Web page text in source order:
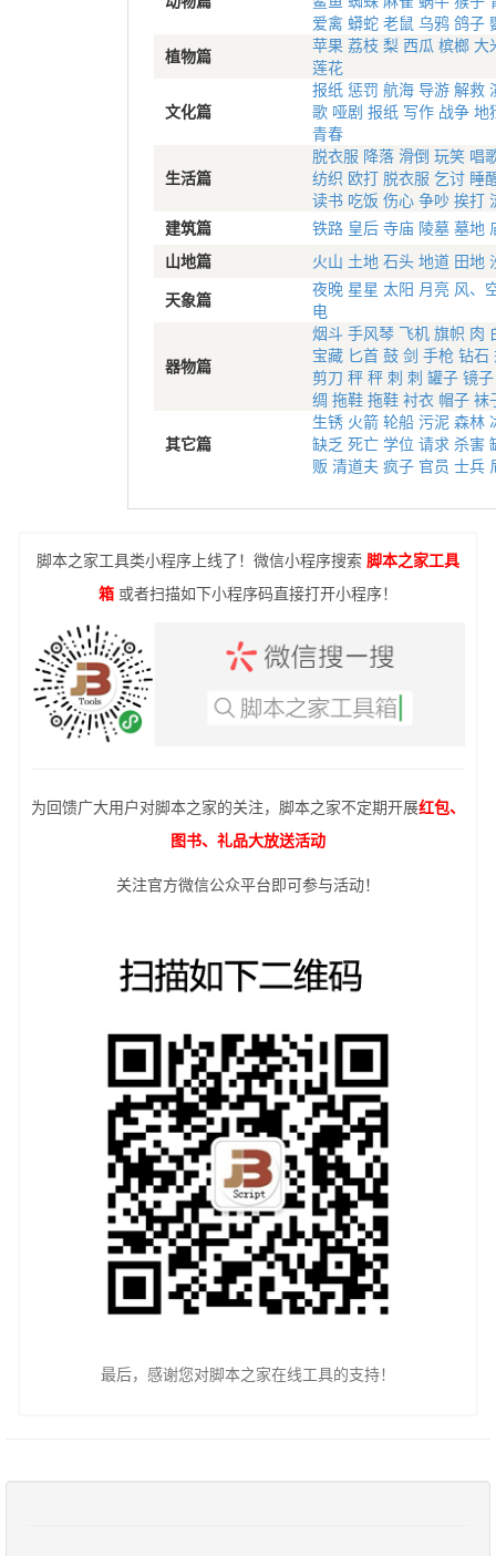
爱禽 蟒蛇 老鼠 乌鸦 鸽子
植物篇
苹果 荔枝 梨 西瓜 槟榔 大
莲花
文化篇
报纸 惩罚 航海 导游 解救
歌 哑剧 报纸 写作 战争 地
青春
生活篇
脱衣服 降落 滑倒 玩笑 唱
纺织 欧打 脱衣服 乞讨 睡
读书 吃饭 伤心 争吵 挨打
建筑篇
铁路 皇后 寺庙 陵墓 墓地
山地篇
火山 土地 石头 地道 田地
天象篇
夜晚 星星 太阳 月亮 风、
电
器物篇
烟斗 手风琴 飞机 旗帜 肉
宝藏 匕首 鼓 剑 手枪 钻石
剪刀 秤 秤 刺 刺 罐子 镜子
绸 拖鞋 拖鞋 衬衣 帽子 袜
其它篇
生锈 火箭 轮船 污泥 森林
缺乏 死亡 学位 请求 杀害
贩 清道夫 疯子 官员 士兵
脚本之家工具类小程序上线了！微信小程序搜索 脚本之家工具
箱 或者扫描如下小程序码直接打开小程序！
为回馈广大用户对脚本之家的关注，脚本之家不定期开展红包、
图书、礼品大放送活动
关注官方微信公众平台即可参与活动！
最后，感谢您对脚本之家在线工具的支持！